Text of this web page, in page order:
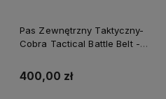
Pas Zewnętrzny Taktyczny-
Cobra Tactical Battle Belt -
400,00 zł